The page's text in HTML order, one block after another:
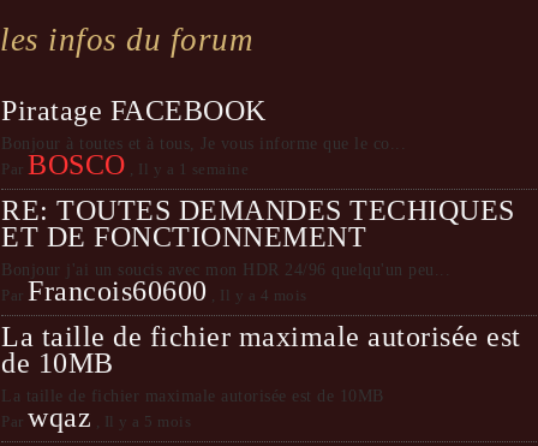
les infos du forum
Piratage FACEBOOK
Bonjour à toutes et à tous, Je vous informe que le co...
Par BOSCO , Il y a 1 semaine
RE: TOUTES DEMANDES TECHIQUES
ET DE FONCTIONNEMENT
Bonjour j'ai un soucis avec mon HDR 24/96 quelqu'un peu...
Par Francois60600 , Il y a 4 mois
La taille de fichier maximale autorisée est
de 10MB
La taille de fichier maximale autorisée est de 10MB
Par wqaz , Il y a 5 mois